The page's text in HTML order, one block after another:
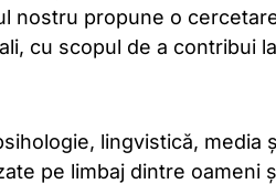
nostru propune o
cu scopul de a contribui
lingvistică,
pe limbaj dintre oameni